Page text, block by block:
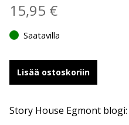
15,95 €
Saatavilla
Lisää ostoskoriin
Story House Egmont blogi: